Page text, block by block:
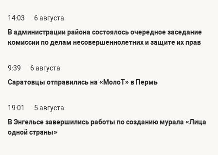
14:03
6 августа
В администрации района состоялось очередное заседание
комиссии по делам несовершеннолетних и защите их прав
9:39
6 августа
Саратовцы отправились на «МолоТ» в Пермь
19:01
5 августа
В Энгельсе завершились работы по созданию мурала «Лица
одной страны»